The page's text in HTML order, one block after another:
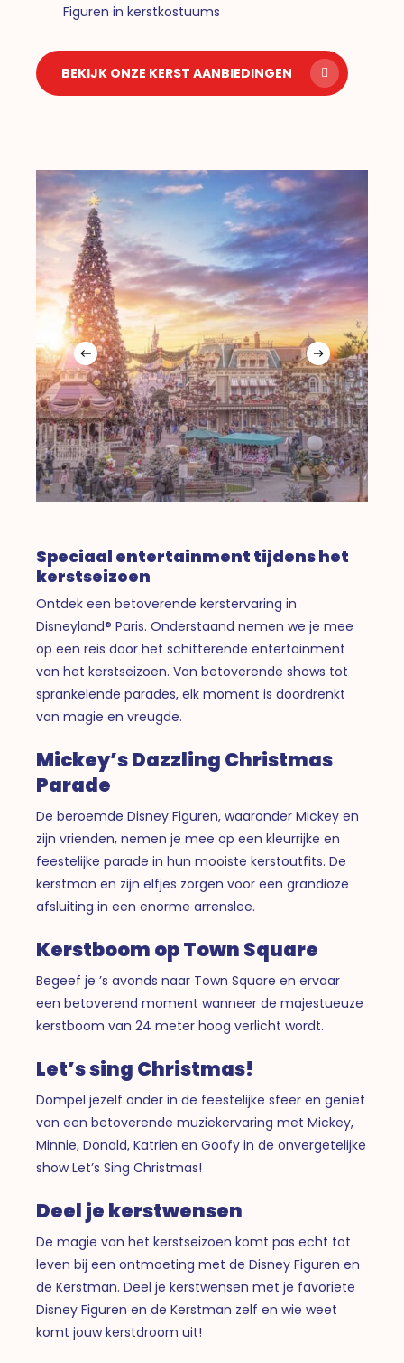
Figuren in kerstkostuums
BEKIJK ONZE KERST AANBIEDINGEN
Speciaal entertainment tijdens het
kerstseizoen
Ontdek een betoverende kerstervaring in
Disneyland® Paris. Onderstaand nemen we je mee
op een reis door het schitterende entertainment
van het kerstseizoen. Van betoverende shows tot
sprankelende parades, elk moment is doordrenkt
van magie en vreugde.
Mickey’s Dazzling Christmas
Parade
De beroemde Disney Figuren, waaronder Mickey en
zijn vrienden, nemen je mee op een kleurrijke en
feestelijke parade in hun mooiste kerstoutfits. De
kerstman en zijn elfjes zorgen voor een grandioze
afsluiting in een enorme arrenslee.
Kerstboom op Town Square
Begeef je ’s avonds naar Town Square en ervaar
een betoverend moment wanneer de majestueuze
kerstboom van 24 meter hoog verlicht wordt.
Let’s sing Christmas!
Dompel jezelf onder in de feestelijke sfeer en geniet
van een betoverende muziekervaring met Mickey,
Minnie, Donald, Katrien en Goofy in de onvergetelijke
show Let’s Sing Christmas!
Deel je kerstwensen
De magie van het kerstseizoen komt pas echt tot
leven bij een ontmoeting met de Disney Figuren en
de Kerstman. Deel je kerstwensen met je favoriete
Disney Figuren en de Kerstman zelf en wie weet
komt jouw kerstdroom uit!